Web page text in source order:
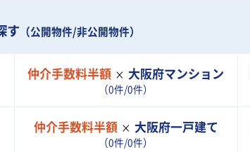
す （公開物件/非公開物件）
仲介手数料半額 大阪府マンション
（0件/0件）
仲介手数料半額 大阪府一戸建て
（0件/0件）